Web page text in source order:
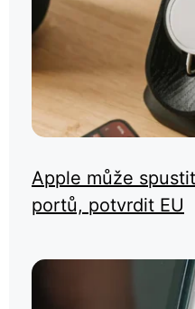
Apple může
portů, potvrdit EU